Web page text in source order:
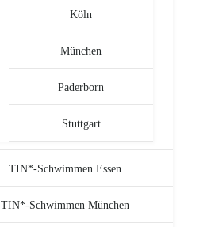
Köln
München
Paderborn
Stuttgart
TIN*-Schwimmen Essen
TIN*-Schwimmen München